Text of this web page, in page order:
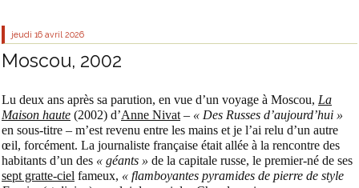
jeudi 16 avril 2026
Moscou, 2002
Lu deux ans après sa parution, en vue d’un voyage à Moscou, La
Maison haute (2002) d’Anne Nivat – « Des Russes d’aujourd’hui »
en sous-titre – m’est revenu entre les mains et je l’ai relu d’un autre
œil, forcément. La journaliste française était allée à la rencontre des
habitants d’un des « géants » de la capitale russe, le premier-né de ses
sept gratte-ciel fameux, « flamboyantes pyramides de pierre de style